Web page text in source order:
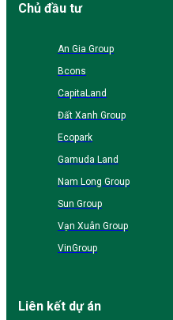
Chủ đầu tư
An Gia Group
Bcons
CapitaLand
Đất Xanh Group
Ecopark
Gamuda Land
Nam Long Group
Sun Group
Vạn Xuân Group
VinGroup
Liên kết dự án